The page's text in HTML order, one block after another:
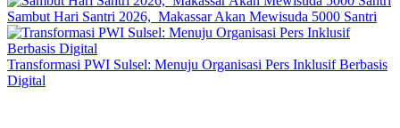
Sambut Hari Santri 2026, Makassar Akan Mewisuda 5000 Santri
Transformasi PWI Sulsel: Menuju Organisasi Pers Inklusif Berbasis
Digital